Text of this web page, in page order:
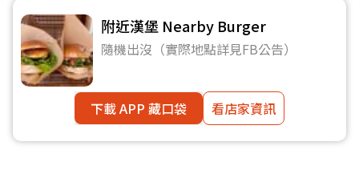
附近漢堡 Nearby Burger
隨機出沒（實際地點詳見FB公告）
下載 APP 藏口袋 看店家資訊